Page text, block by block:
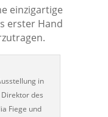
einzigartige
erster Hand
in
des
Fiege und